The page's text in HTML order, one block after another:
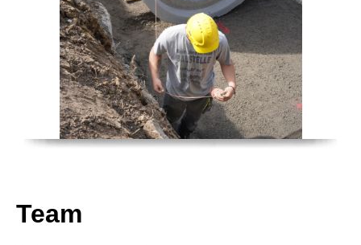
Team